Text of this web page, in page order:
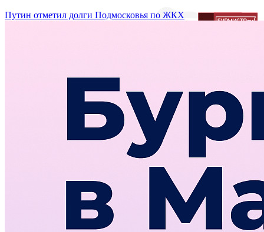
Путин отметил долги Подмосковья по ЖКХ